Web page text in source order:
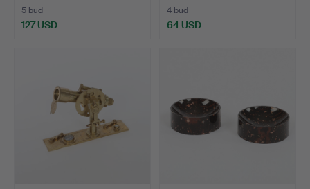
5 bud
127 USD
4 bud
64 USD